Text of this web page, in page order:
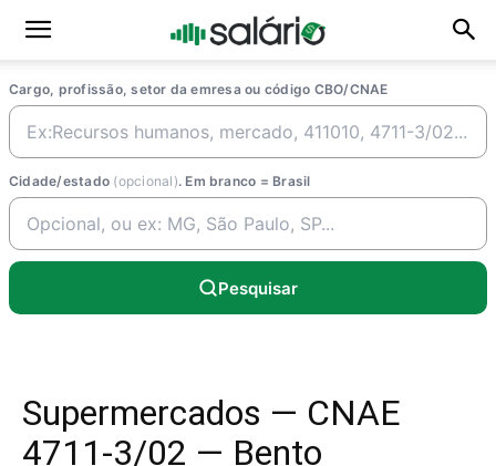
Cargo, profissão, setor da emresa ou código CBO/CNAE
Cidade/estado (opcional). Em branco = Brasil
Pesquisar
Supermercados — CNAE
4711-3/02 — Bento